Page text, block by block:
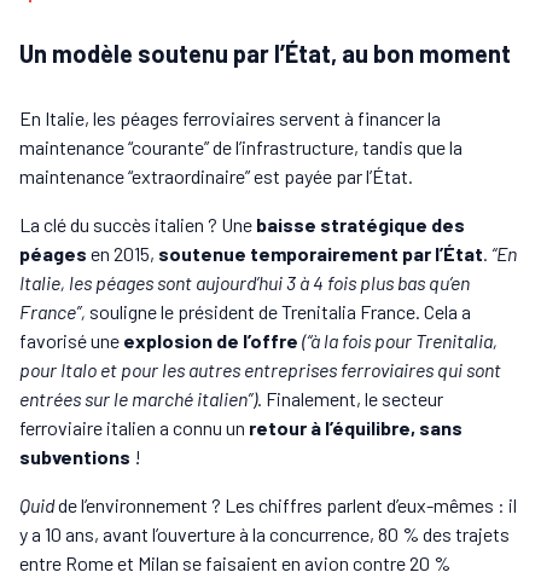
Un modèle soutenu par l’État, au bon moment
En Italie, les péages ferroviaires servent à financer la
maintenance “courante” de l’infrastructure, tandis que la
maintenance “extraordinaire” est payée par l’État.
La clé du succès italien ? Une baisse stratégique des
péages en 2015, soutenue temporairement par l’État. “En
Italie, les péages sont aujourd’hui 3 à 4 fois plus bas qu’en
France”, souligne le président de Trenitalia France. Cela a
favorisé une explosion de l’offre (“à la fois pour Trenitalia,
pour Italo et pour les autres entreprises ferroviaires qui sont
entrées sur le marché italien”). Finalement, le secteur
ferroviaire italien a connu un retour à l’équilibre, sans
subventions !
Quidde l’environnement ? Les chiffres parlent d’eux-mêmes : il
y a 10 ans, avant l’ouverture à la concurrence, 80 % des trajets
entre Rome et Milan se faisaient en avion contre 20 %